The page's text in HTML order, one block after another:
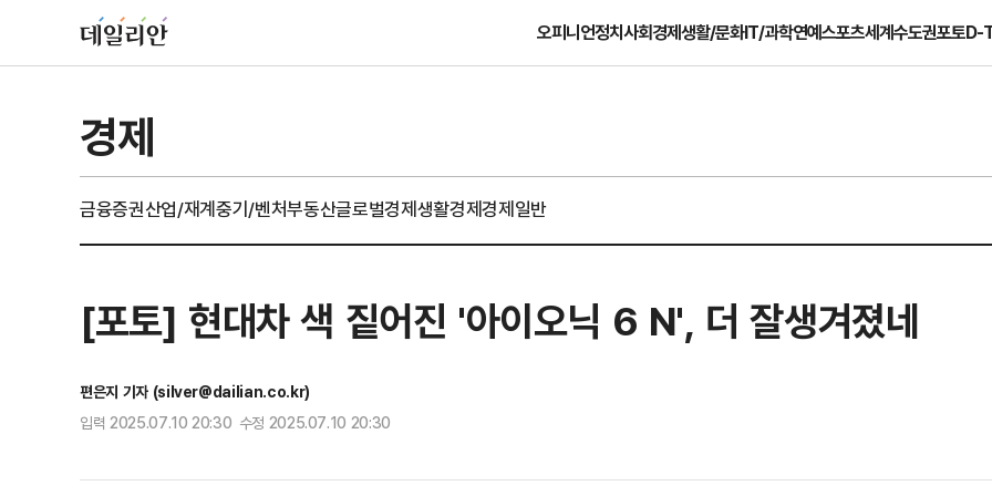
오피니언정치사회경제생활/문화IT/과학연예스포츠세계수도권포토D-
경제
금융증권산업/재계중기/벤처부동산글로벌경제생활경제경제일반
[포토] 현대차 색 짙어진 '아이오닉 6 N', 더 잘생겨졌네
편은지 기자 (silver@dailian.co.kr)
입력 2025.07.10 20:30 수정 2025.07.10 20:30